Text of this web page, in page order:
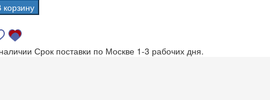
корзину
Срок поставки по Москве 1-3 рабочих дня.